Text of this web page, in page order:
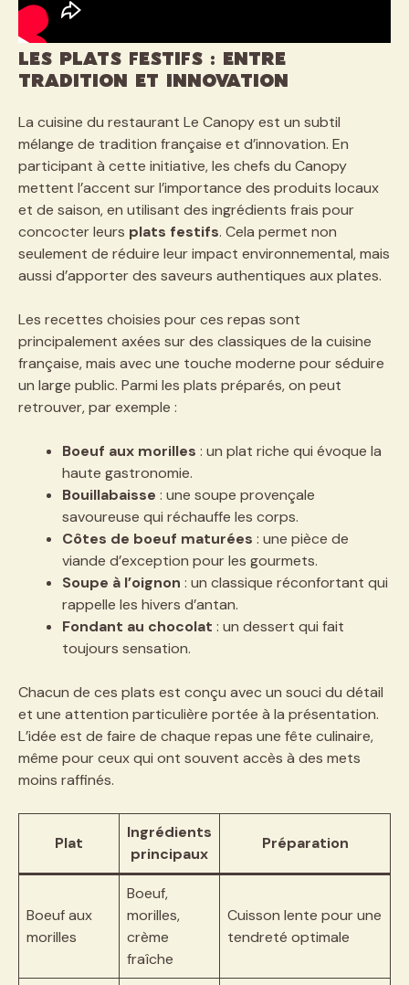
Les plats festifs : entre
tradition et innovation
La cuisine du restaurant Le Canopy est un subtil
mélange de tradition française et d’innovation. En
participant à cette initiative, les chefs du Canopy
mettent l’accent sur l’importance des produits locaux
et de saison, en utilisant des ingrédients frais pour
concocter leurs plats festifs. Cela permet non
seulement de réduire leur impact environnemental, mais
aussi d’apporter des saveurs authentiques aux plates.
Les recettes choisies pour ces repas sont
principalement axées sur des classiques de la cuisine
française, mais avec une touche moderne pour séduire
un large public. Parmi les plats préparés, on peut
retrouver, par exemple :
Boeuf aux morilles : un plat riche qui évoque la
haute gastronomie.
Bouillabaisse : une soupe provençale
savoureuse qui réchauffe les corps.
Côtes de boeuf maturées : une pièce de
viande d’exception pour les gourmets.
Soupe à l’oignon : un classique réconfortant qui
rappelle les hivers d’antan.
Fondant au chocolat : un dessert qui fait
toujours sensation.
Chacun de ces plats est conçu avec un souci du détail
et une attention particulière portée à la présentation.
L’idée est de faire de chaque repas une fête culinaire,
même pour ceux qui ont souvent accès à des mets
moins raffinés.
Plat
Ingrédients
principaux
Préparation
Boeuf aux
morilles
Boeuf,
morilles,
crème
fraîche
Cuisson lente pour une
tendreté optimale